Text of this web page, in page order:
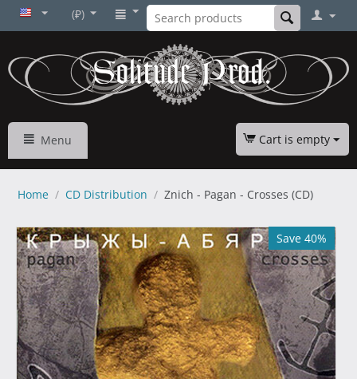
(₽)
Menu Cart is empty
Home / CD Distribution / Znich - Pagan - Crosses (CD)
Save 40%